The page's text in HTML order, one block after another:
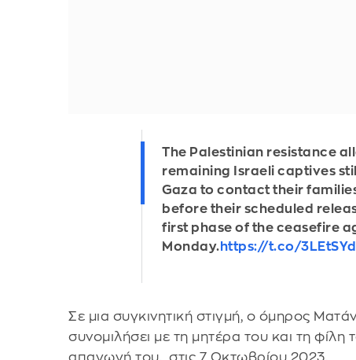
The Palestinian resistance
remaining Israeli captives
Gaza to contact their
before their scheduled
first phase of the ceasefire
Monday. https://t.co/
Σε μια συγκινητική στιγμή, ο όμηρος
συνομιλήσει με τη μητέρα του και τη
απαγωγή του, στις 7 Οκτωβρίου 2023.